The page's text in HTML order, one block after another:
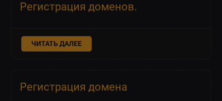
Регистрация доменов.
ЧИТАТЬ ДАЛЕЕ
Регистрация домена